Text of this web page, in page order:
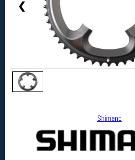
❮
Shimano